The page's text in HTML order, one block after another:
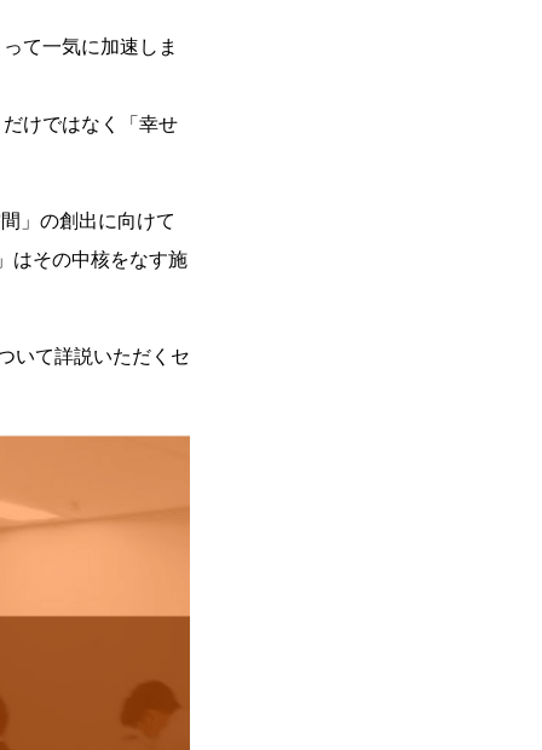
て一気に加速しま
けではなく「幸せ
」の創出に向けて
はその中核をなす施
いて詳説いただくセ